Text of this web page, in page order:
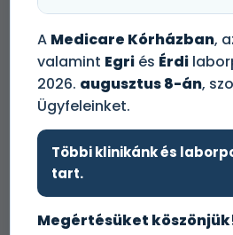
A Kórház Plusz
csomag Spring
csomagok
Ügyfeleink részére
Miért válassza a Kórház
Onkológia kiegészítő
100+ fedezett műtét és
A Medicare Kórházban,
valamint Egri és Érdi
2026. augusztus 8-án,
Ügyfeleinket.
Többi klinikánk és
tart.
Megértésüket